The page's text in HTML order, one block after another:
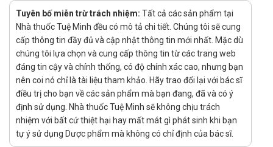
Điều trị đau trong thời gian phẫu thuật ghép nối tắt động
mạch vành.
Tác dụng phụ của sản phẩm
Tác dụng phụ có thể sảy ra khi sử dụng Naproxen EC DWP
250mg:
Thường gặp:
Đau bụng vùng thượng vị, buồn nôn, nôn, trướng
bụng; đau đầu, ù tai, chóng mặt, mất ngủ hoặc
buồn ngủ; ngứa, phát ban, chảy mồ hôi, ban xuất
Tuyên bố miễn trừ trách nhiệm: Tất cả các sản phẩm tại
Nhà thuốc Tuệ Minh đều có mô tả chi tiết. Chúng tôi sẽ cung
cấp thông tin đầy đủ và cập nhật thông tin mới nhất. Mặc dù
chúng tôi lựa chọn và cung cấp thông tin từ các trang web
đáng tin cậy và chính thống, có độ chính xác cao, nhưng bạn
nên coi nó chỉ là tài liệu tham khảo. Hãy trao đổi lại với bác sĩ
điều trị cho bạn về các sản phẩm mà bạn đang, đã và có ý
định sử dụng. Nhà thuốc Tuệ Minh sẽ không chịu trách
nhiệm với bất cứ thiệt hại hay mất mát gì phát sinh khi bạn
tự ý sử dụng Dược phẩm mà không có chỉ định của bác sĩ.